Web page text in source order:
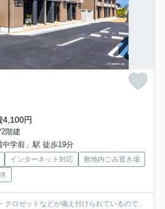
4,100円
階建
学前」駅 徒歩19分
インターネット対応
敷地内ごみ置き場
クロゼットなどが備え付けられているので、